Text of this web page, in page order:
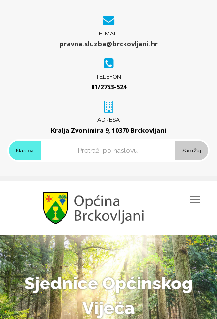
E-MAIL
pravna.sluzba@brckovljani.hr
TELEFON
01/2753-524
ADRESA
Kralja Zvonimira 9, 10370 Brckovljani
Naslov Sadržaj
Sjednice Općinskog
Vijeća